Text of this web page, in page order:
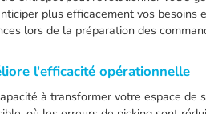
plus efficacement vos
lors de la préparation des
l'efficacité opérationnelle
à transformer votre espace